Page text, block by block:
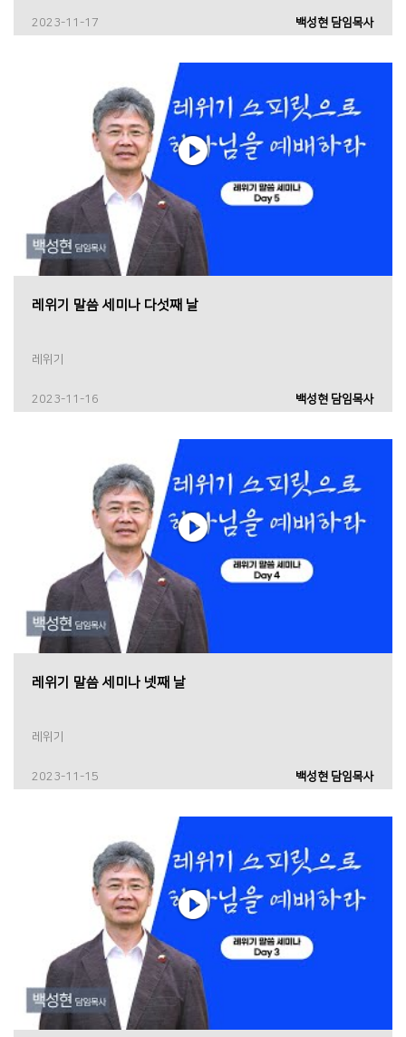
2023-11-17 백성현 담임목사
레위기 말씀 세미나 다섯째 날
레위기
2023-11-16 백성현 담임목사
레위기 말씀 세미나 넷째 날
레위기
2023-11-15 백성현 담임목사